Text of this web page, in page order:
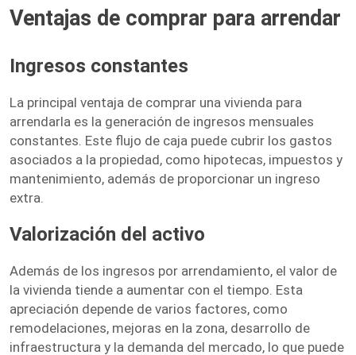
Ventajas de comprar para arrendar
Ingresos constantes
La principal ventaja de comprar una vivienda para
arrendarla es la generación de ingresos mensuales
constantes. Este flujo de caja puede cubrir los gastos
asociados a la propiedad, como hipotecas, impuestos y
mantenimiento, además de proporcionar un ingreso
extra.
Valorización del activo
Además de los ingresos por arrendamiento, el valor de
la vivienda tiende a aumentar con el tiempo. Esta
apreciación depende de varios factores, como
remodelaciones, mejoras en la zona, desarrollo de
infraestructura y la demanda del mercado, lo que puede